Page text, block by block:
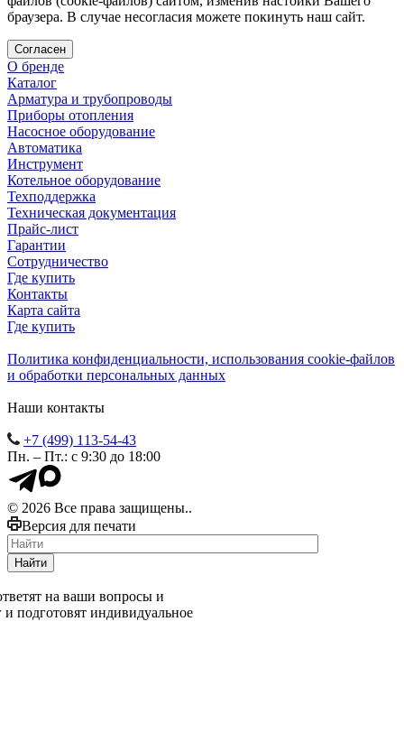
браузера. В случае несогласия можете покинуть наш сайт.
Согласен
О бренде
Каталог
Арматура и трубопроводы
Приборы отопления
Насосное оборудование
Автоматика
Инструмент
Котельное оборудование
Техподдержка
Техническая документация
Прайс-лист
Гарантии
Сотрудничество
Где купить
Контакты
Карта сайта
Где купить
Политика конфиденциальности, использования сookie-файлов
и обработки персональных данных
Наши контакты
+7 (499) 113-54-43
Пн. – Пт.: с 9:30 до 18:00
© 2026 Все права защищены..
Версия для печати
Найти
на ваши вопросы и
и подготовят индивидуальное